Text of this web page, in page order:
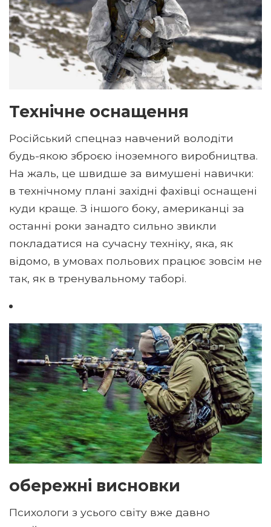
Технічне оснащення
Російський спецназ навчений володіти
будь-якою зброєю іноземного виробництва.
На жаль, це швидше за вимушені навички:
в технічному плані західні фахівці оснащені
куди краще. З іншого боку, американці за
останні роки занадто сильно звикли
покладатися на сучасну техніку, яка, як
відомо, в умовах польових працює зовсім не
так, як в тренувальному таборі.
обережні висновки
Психологи з усього світу вже давно